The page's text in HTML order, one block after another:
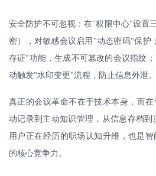
安全防护不可忽视：在"权限中心"设置
密），对敏感会议启用 "动态密码"保护
存证"功能，生成不可篡改的会议指纹
动触发"水印变更"流程，防止信息外泄。
真正的会议革命不在于技术本身，而
动记录到主动知识管理，从信息存档到
用户正在经历的职场认知升维，也是
的核心竞争力。